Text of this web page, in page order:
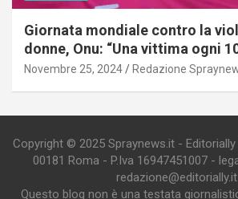
Giornata mondiale contro la
donne, Onu: “Una vittima ogni
Novembre 25, 2024 Redazione
Copyright © 2025 Spraynews.it -
00181 Roma - P.Iva 16947451007 -
redazione@editorially.it
Questo blog non è una testata